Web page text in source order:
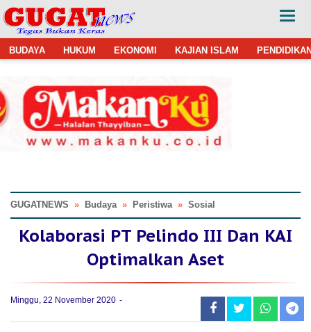
BUDAYA HUKUM EKONOMI KAJIAN ISLAM
GUGATNEWS » Budaya » Peristiwa » Sosial
Kolaborasi PT Pelindo III Dan KAI
Optimalkan Aset
Minggu, 22 November 2020